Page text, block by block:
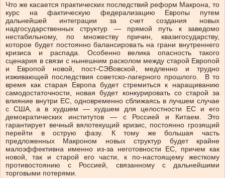
Что же касается практических последствий реформ Макрона, то
курс на фактическую федерализацию Европы путем
дальнейшей интеграции за счет создания новых
надгосударственных структур — прямой путь к заведомо
нестабильному, по множеству причин, квазигосударству,
которое будет постоянно балансировать на грани внутреннего
кризиса и распада. Особенно велика опасность такого
сценария в связи с нынешним расколом между старой Европой
и Европой новой, пост-СЭВовской, медленно и трудно
изживающей последствия советско-лагерного прошлого. В то
время как старая Европа будет стремиться к наращиванию
самодостаточности, новая будет конкурировать со старой за
влияние внутри ЕС, одновременно сближаясь в лучшем случае
с США, а в худшем — худшем для целостности ЕС и его
демократических институтов — с Россией и Китаем. Это
гарантирует вечный вялотекущий кризис, постоянно грозящий
перейти в острую фазу. К тому же большая часть
предложенных Макроном новых структур будет крайне
малоэффективна именно из-за неготовности ЕС, причем как
новой, так и старой его части, к по-настоящему жесткому
противостоянию с Россией, связанному с дальнейшими
торговыми потерями.